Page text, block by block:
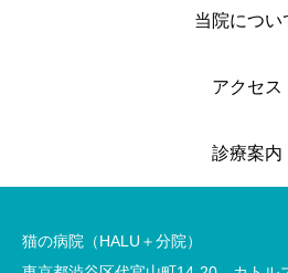
当院につい
アクセス
診療案内
猫の病院（HALU＋分院）